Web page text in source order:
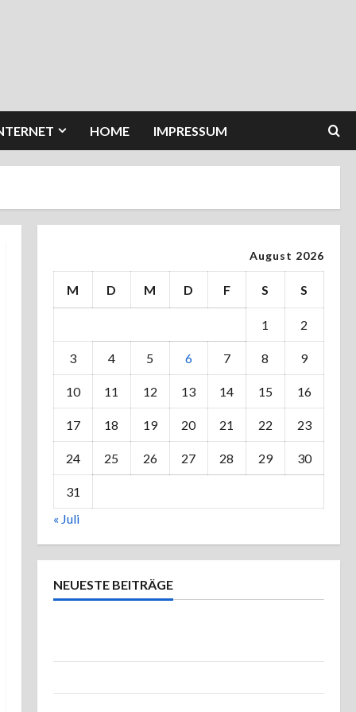
HOME IMPRESSUM
August 2026
M D M D F S S
1 2
3 4 5 6 7 8 9
10 11 12 13 14 15 16
17 18 19 20 21 22 23
24 25 26 27 28 29 30
31
« Juli
NEUESTE BEITRÄGE